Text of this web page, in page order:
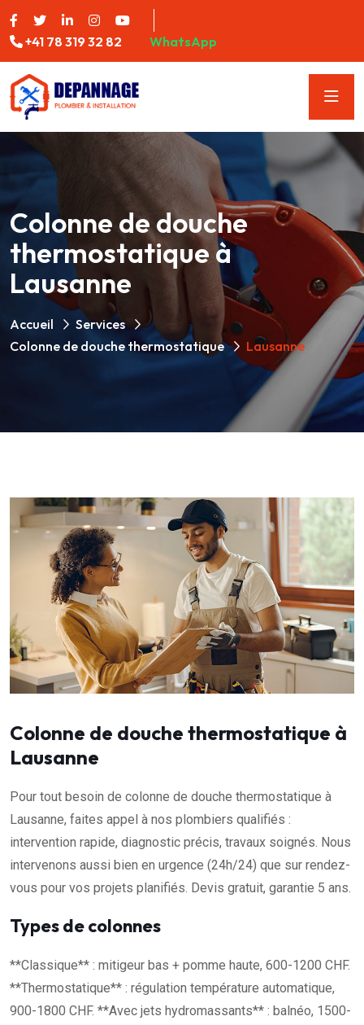
+41 78 319 32 82 WhatsApp
Colonne de douche
thermostatique à
Lausanne
Accueil
Services
Colonne de douche thermostatique
Lausanne
Colonne de douche thermostatique à
Lausanne
Pour tout besoin de colonne de douche thermostatique à
Lausanne, faites appel à nos plombiers qualifiés :
intervention rapide, diagnostic précis, travaux soignés. Nous
intervenons aussi bien en urgence (24h/24) que sur rendez-
vous pour vos projets planifiés. Devis gratuit, garantie 5 ans.
Types de colonnes
**Classique** : mitigeur bas + pomme haute, 600-1200 CHF.
**Thermostatique** : régulation température automatique,
900-1800 CHF. **Avec jets hydromassants** : balnéo, 1500-